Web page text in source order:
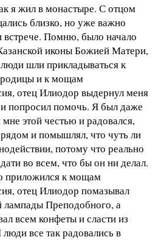
я жил в монастыре. С отцом
близко, но уже важно
встрече. Помню, было начало
иконы Божией Матери,
шли прикладываться к
и к мощам
отец Илиодор выдернул меня
попросил помочь. Я был даже
этой честью и радовался,
и помышлял, что чуть ли
потому что реально
во всем, что бы он ни делал.
приложился к мощам
отец Илиодор помазывал
лампады Преподобного, а
всем конфеты и сласти из
все так радовались в